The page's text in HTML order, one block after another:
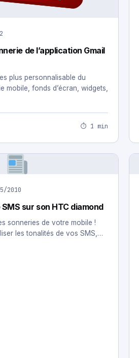
de l’application Gmail
plus personnalisable du
mobile, fonds d’écran, widgets,
⏱ 1 min
2010
sur son HTC diamond
sonneries de votre mobile !
les tonalités de vos SMS,…